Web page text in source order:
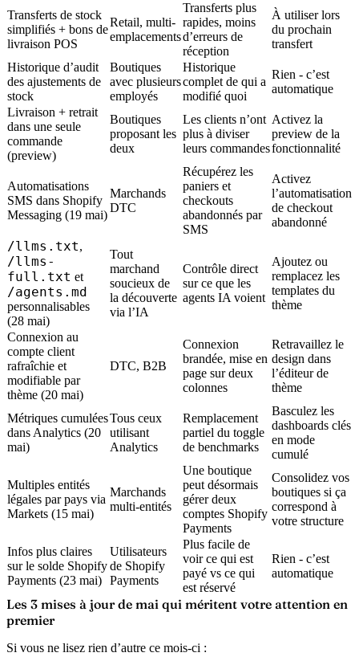
Transferts de stock
simplifiés + bons de
livraison POS
Retail, multi-
emplacements
Transferts plus
rapides, moins
d’erreurs de
réception
À utiliser lors
du prochain
transfert
Historique d’audit
des ajustements de
stock
Boutiques
avec plusieurs
employés
Historique
complet de qui a
modifié quoi
Rien - c’est
automatique
Livraison + retrait
dans une seule
commande
(preview)
Boutiques
proposant les
deux
Les clients n’ont
plus à diviser
leurs commandes
Activez la
preview de la
fonctionnalité
Automatisations
SMS dans Shopify
Messaging (19 mai)
Marchands
DTC
Récupérez les
paniers et
checkouts
abandonnés par
SMS
Activez
l’automatisation
de checkout
abandonné
/llms.txt,
/llms-
full.txt et
/agents.md
personnalisables
(28 mai)
Tout
marchand
soucieux de
la découverte
via l’IA
Contrôle direct
sur ce que les
agents IA voient
Ajoutez ou
remplacez les
templates du
thème
Connexion au
compte client
rafraîchie et
modifiable par
thème (20 mai)
DTC, B2B
Connexion
brandée, mise en
page sur deux
colonnes
Retravaillez le
design dans
l’éditeur de
thème
Métriques cumulées
dans Analytics (20
mai)
Tous ceux
utilisant
Analytics
Remplacement
partiel du toggle
de benchmarks
Basculez les
dashboards clés
en mode
cumulé
Multiples entités
légales par pays via
Markets (15 mai)
Marchands
multi-entités
Une boutique
peut désormais
gérer deux
comptes Shopify
Payments
Consolidez vos
boutiques si ça
correspond à
votre structure
Infos plus claires
sur le solde Shopify
Payments (23 mai)
Utilisateurs
de Shopify
Payments
Plus facile de
voir ce qui est
payé vs ce qui
est réservé
Rien - c’est
automatique
Les 3 mises à jour de mai qui méritent votre attention en
premier
Si vous ne lisez rien d’autre ce mois-ci :